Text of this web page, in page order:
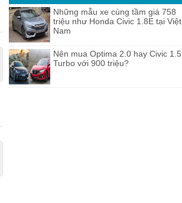
Những mẫu xe cùng tầm giá 758
triệu như Honda Civic 1.8E tại Việt
Nam
Nên mua Optima 2.0 hay Civic 1.5
Turbo với 900 triệu?